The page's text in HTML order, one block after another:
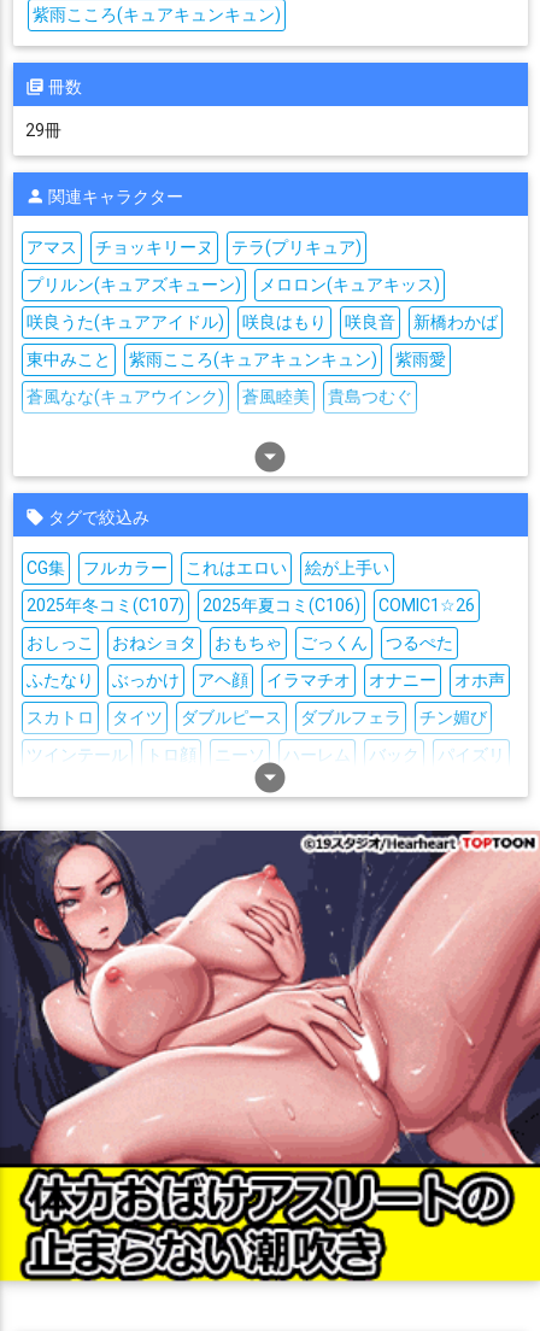
紫雨こころ(キュアキュンキュン)
冊数
29冊
関連キャラクター
arrow_drop_down_circle
アマス チョッキリーヌ
テラ(プリキュア)
プリルン(キュアズキューン)
メロロン(キュアキッス)
咲良うた(キュアアイドル)
咲良はもり 咲良音
新橋わかば
東中みこと
紫雨こころ(キュアキュンキュン)
紫雨愛
蒼風なな(キュアウインク)
蒼風睦美 貴島つむぐ
タグで絞込み
arrow_drop_down_circle
CG集 フルカラー これはエロい
絵が上手い
2025年冬コミ(C107)
2025年夏コミ(C106)
COMIC1☆26
おしっこ
おねショタ おもちゃ ごっくん
つるぺた
ふたなり
ぶっかけ アヘ顔 イラマチオ オナニー
オホ声
スカトロ
タイツ ダブルピース ダブルフェラ
チン媚び
ツインテール
トロ顔 ニーソ ハーレム バック
パイズリ
フェラ
ボテ腹 マイクロ水着 メガネ
モンスター姦
ラブラブ
レズ 中出し 乱交 二穴 処女 制服
即堕ち
口内射精
噴乳 妄想 媚薬・催眠
尻穴
巨乳 拘束 授乳手コキ 援交 淫乱
爆乳
目隠し
睡姦 筆おろし 羞恥 調教 貧乳 顔射
風俗
おまけ付き
キス 画集 COMIC1☆26
ツインテール
マイクロ水着
処女 ふたなり トロ顔 汗だく 調教
撮影
レズ
おしっこ オナニー おもちゃ ダブルピース
キス
妄想
中出し 合意なし 騎乗位
かわいい
絵が上手い
これはエロい 巨乳 むちむち
パイズリ
バック
媚薬・催眠 ぶっかけ 顔射 アヘ顔
ダブルフェラ
堕落
拘束 貧乳 つるぺた オホ声
2025年夏コミ(C106)
ニーソ
ごっくん イラマチオ 羞恥 口内射精
エロ多
制服 淫乱 ラブラブ 援交 連続 ぷに巨乳
乱交